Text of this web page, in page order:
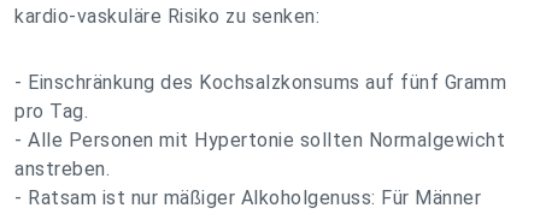
kardio-vaskuläre Risiko zu senken:
- Einschränkung des Kochsalzkonsums auf fünf Gramm
pro Tag.
- Alle Personen mit Hypertonie sollten Normalgewicht
anstreben.
- Ratsam ist nur mäßiger Alkoholgenuss: Für Männer